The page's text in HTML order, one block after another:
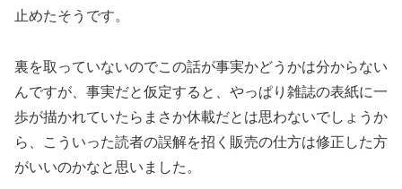
止めたそうです。
裏を取っていないのでこの話が事実かどうかは分からない
んですが、事実だと仮定すると、やっぱり雑誌の表紙に一
歩が描かれていたらまさか休載だとは思わないでしょうか
ら、こういった読者の誤解を招く販売の仕方は修正した方
がいいのかなと思いました。